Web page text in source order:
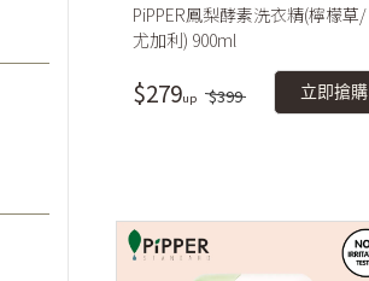
PiPPER鳳梨酵素洗衣精(檸檬草/
尤加利) 900ml
$279 $399 立即搶購